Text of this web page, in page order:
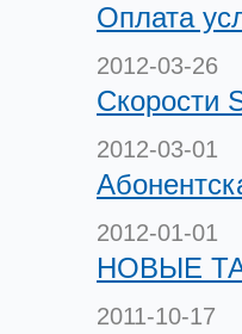
Оплата
2012-03-26
Скорости
2012-03-01
2012-01-01
НОВЫЕ
2011-10-17